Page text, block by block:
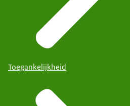
Toegankelijkheid